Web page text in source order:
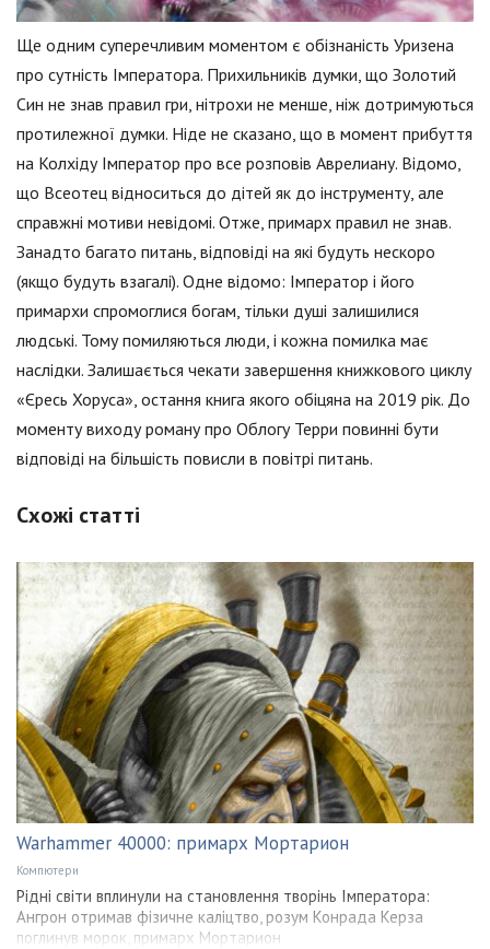
Ще одним суперечливим моментом є обізнаність Уризена
про сутність Імператора. Прихильників думки, що Золотий
Син не знав правил гри, нітрохи не менше, ніж дотримуються
протилежної думки. Ніде не сказано, що в момент прибуття
на Колхіду Імператор про все розповів Аврелиану. Відомо,
що Всеотец відноситься до дітей як до інструменту, але
справжні мотиви невідомі. Отже, примарх правил не знав.
Занадто багато питань, відповіді на які будуть нескоро
(якщо будуть взагалі). Одне відомо: Імператор і його
примархи спромоглися богам, тільки душі залишилися
людські. Тому помиляються люди, і кожна помилка має
наслідки. Залишається чекати завершення книжкового циклу
«Єресь Хоруса», остання книга якого обіцяна на 2019 рік. До
моменту виходу роману про Облогу Терри повинні бути
відповіді на більшість повисли в повітрі питань.
Схожі статті
Warhammer 40000: примарх Мортарион
Компютери
Рідні світи вплинули на становлення творінь Імператора:
Ангрон отримав фізичне каліцтво, розум Конрада Керза
поглинув морок, примарх Мортарион